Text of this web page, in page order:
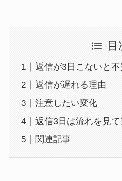
目
返信が3日こないと
返信が遅れる理由
注意したい変化
返信3日は流れを見て
関連記事